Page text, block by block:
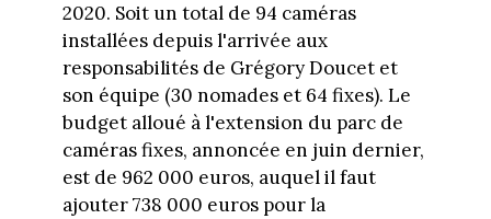
2020. Soit un total de 94 caméras
installées depuis l'arrivée aux
responsabilités de Grégory Doucet et
son équipe (30 nomades et 64 fixes). Le
budget alloué à l'extension du parc de
caméras fixes, annoncée en juin dernier,
est de 962 000 euros, auquel il faut
ajouter 738 000 euros pour la